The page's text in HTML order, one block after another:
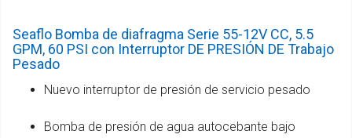
Seaflo Bomba de diafragma Serie 55-12V CC, 5.5
GPM, 60 PSI con Interruptor DE PRESIÓN DE Trabajo
Pesado
Nuevo interruptor de presión de servicio pesado
Bomba de presión de agua autocebante bajo